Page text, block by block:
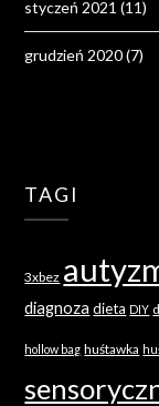
styczeń 2021 (11)
grudzień 2020(7)
TAGI
3xbez
diagnoza dieta DIY
hollow bag huśtawka